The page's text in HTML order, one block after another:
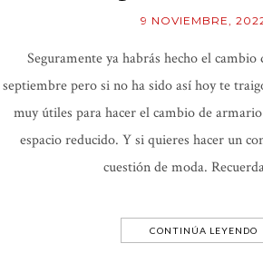
9 NOVIEMBRE,
Seguramente ya habrás hecho el
septiembre pero si no ha sido así hoy te
muy útiles para hacer el cambio de
espacio reducido. Y si quieres hacer un
cuestión de moda.
CONTINÚA LEYENDO